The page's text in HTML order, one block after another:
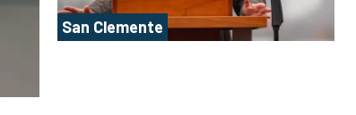
San Clemente